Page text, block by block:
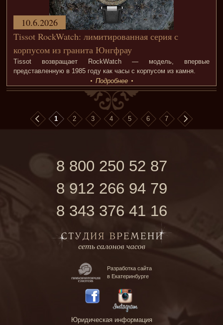
Tissot RockWatch: лимитированная серия с
корпусом из гранита Юнгфрау
Tissot возвращает RockWatch — модель, впервые
представленную в 1985 году как часы с корпусом из камня.
10.6.2026
Подробнее
1 2 3 4 5 6 7
8 800 250 52 87
8 912 266 94 79
8 343 376 41 16
Разработка сайта
в Екатеринбурге
Юридическая информация